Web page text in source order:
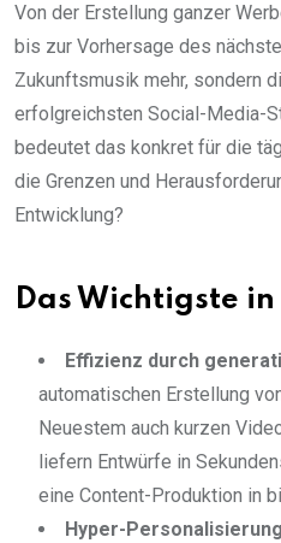
Von der Erstellung ganzer
bis zur Vorhersage des
Zukunftsmusik mehr, sondern
erfolgreichsten Social-Media-
bedeutet das konkret für die
die Grenzen und
Entwicklung?
Das Wichtigste
Effizienz durch
automatischen Erstellung
Neuestem auch kurzen
liefern Entwürfe in
eine Content-Produktion in
Hyper-